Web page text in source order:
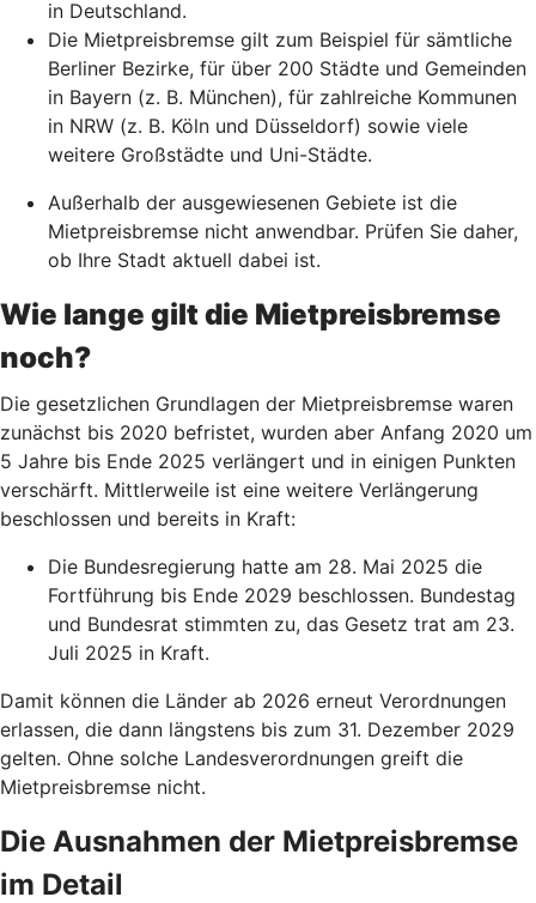
in Deutschland.
Die Mietpreisbremse gilt zum Beispiel für sämtliche
Berliner Bezirke, für über 200 Städte und Gemeinden
in Bayern (z. B. München), für zahlreiche Kommunen
in NRW (z. B. Köln und Düsseldorf) sowie viele
weitere Großstädte und Uni-Städte.
Außerhalb der ausgewiesenen Gebiete ist die
Mietpreisbremse nicht anwendbar. Prüfen Sie daher,
ob Ihre Stadt aktuell dabei ist.
Wie lange gilt die Mietpreisbremse
noch?
Die gesetzlichen Grundlagen der Mietpreisbremse waren
zunächst bis 2020 befristet, wurden aber Anfang 2020 um
5 Jahre bis Ende 2025 verlängert und in einigen Punkten
verschärft. Mittlerweile ist eine weitere Verlängerung
beschlossen und bereits in Kraft:
Die Bundesregierung hatte am 28. Mai 2025 die
Fortführung bis Ende 2029 beschlossen. Bundestag
und Bundesrat stimmten zu, das Gesetz trat am 23.
Juli 2025 in Kraft.
Damit können die Länder ab 2026 erneut Verordnungen
erlassen, die dann längstens bis zum 31. Dezember 2029
gelten. Ohne solche Landesverordnungen greift die
Mietpreisbremse nicht.
Die Ausnahmen der Mietpreisbremse
im Detail